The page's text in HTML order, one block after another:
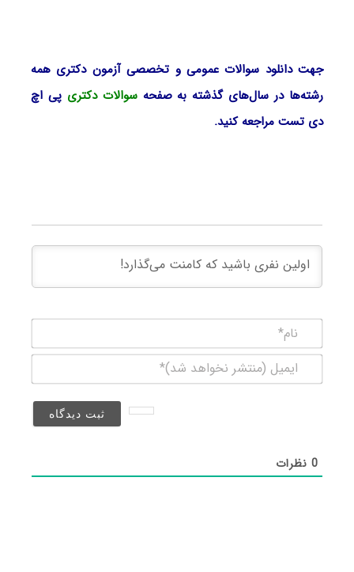
جهت دانلود سوالات عمومی و تخصصی آزمون دکتری همه
رشته‌ها در سال‌های گذشته به صفحهسوالات دکتری پی اچ
دی تست مراجعه کنید.
(منتشر
0نظرات